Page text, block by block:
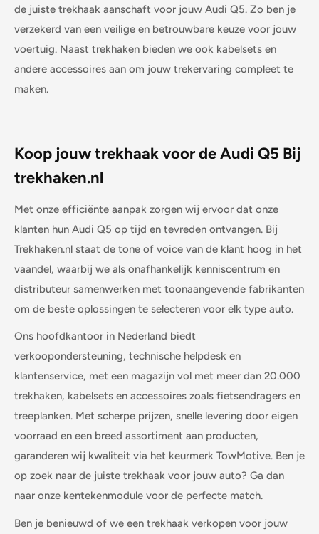
de juiste trekhaak aanschaft voor jouw Audi Q5. Zo ben je
verzekerd van een veilige en betrouwbare keuze voor jouw
voertuig. Naast trekhaken bieden we ook kabelsets en
andere accessoires aan om jouw trekervaring compleet te
maken.
Koop jouw trekhaak voor de Audi Q5 Bij
trekhaken.nl
Met onze efficiënte aanpak zorgen wij ervoor dat onze
klanten hun Audi Q5 op tijd en tevreden ontvangen. Bij
Trekhaken.nl staat de tone of voice van de klant hoog in het
vaandel, waarbij we als onafhankelijk kenniscentrum en
distributeur samenwerken met toonaangevende fabrikanten
om de beste oplossingen te selecteren voor elk type auto.
Ons hoofdkantoor in Nederland biedt
verkoopondersteuning, technische helpdesk en
klantenservice, met een magazijn vol met meer dan 20.000
trekhaken, kabelsets en accessoires zoals fietsendragers en
treeplanken. Met scherpe prijzen, snelle levering door eigen
voorraad en een breed assortiment aan producten,
garanderen wij kwaliteit via het keurmerk TowMotive. Ben je
op zoek naar de juiste trekhaak voor jouw auto? Ga dan
naar onze kentekenmodule voor de perfecte match.
Ben je benieuwd of we een trekhaak verkopen voor jouw